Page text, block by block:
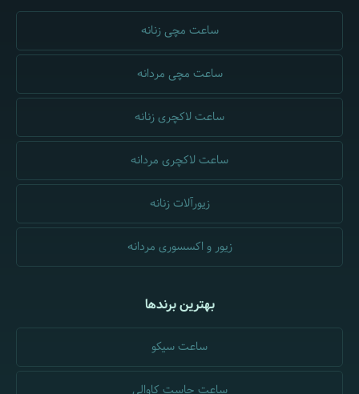
ساعت مچی زنانه
ساعت مچی مردانه
ساعت لاکچری زنانه
ساعت لاکچری مردانه
زیورآلات زنانه
زیور و اکسسوری مردانه
بهترین برندها
ساعت سیکو
ساعت جاست کاوالی